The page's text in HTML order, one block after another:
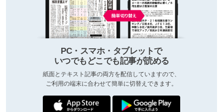
PC・スマホ・タブレットで
いつでもどこでも記事が読める
紙面とテキスト記事の両方を配信していますので、
ご利用の端末に合わせて簡単に切替えできます。